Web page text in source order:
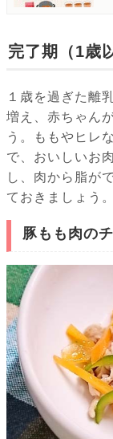
完了期（1歳
１歳を過ぎた離
増え、赤ちゃん
う。ももやヒレ
で、おいしいお
し、肉から脂が
ておきましょう。
豚もも肉の